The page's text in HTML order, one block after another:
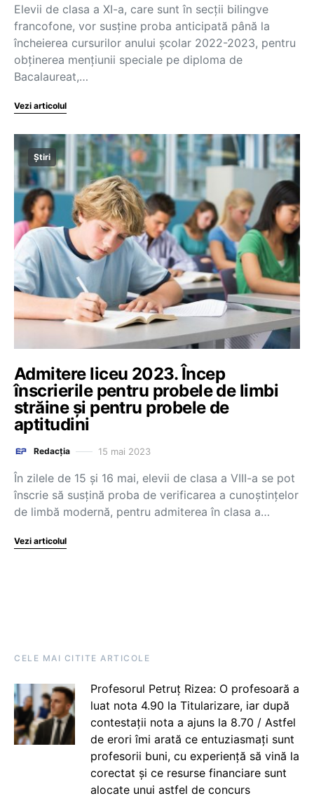
Elevii de clasa a XI-a, care sunt în secții bilingve
francofone, vor susține proba anticipată până la
încheierea cursurilor anului școlar 2022-2023, pentru
obținerea mențiunii speciale pe diploma de
Bacalaureat,…
Vezi articolul
Știri
Admitere liceu 2023. Încep
înscrierile pentru probele de limbi
străine și pentru probele de
aptitudini
Redacția 15 mai 2023
În zilele de 15 și 16 mai, elevii de clasa a VIII-a se pot
înscrie să susțină proba de verificarea a cunoștințelor
de limbă modernă, pentru admiterea în clasa a…
Vezi articolul
CELE MAI CITITE ARTICOLE
Profesorul Petruț Rizea: O profesoară a
luat nota 4.90 la Titularizare, iar după
contestații nota a ajuns la 8.70 / Astfel
de erori îmi arată ce entuziasmați sunt
profesorii buni, cu experiență să vină la
corectat și ce resurse financiare sunt
alocate unui astfel de concurs